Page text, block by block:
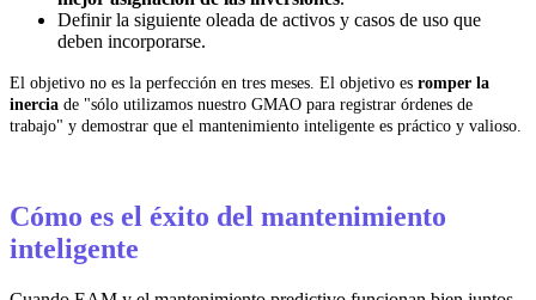
Definir la siguiente oleada de activos y casos de uso que
deben incorporarse.
El objetivo no es la perfección en tres meses. El objetivo es romper la
inercia de "sólo utilizamos nuestro GMAO para registrar órdenes de
trabajo" y demostrar que el mantenimiento inteligente es práctico y valioso.
Cómo es el éxito del mantenimiento
inteligente